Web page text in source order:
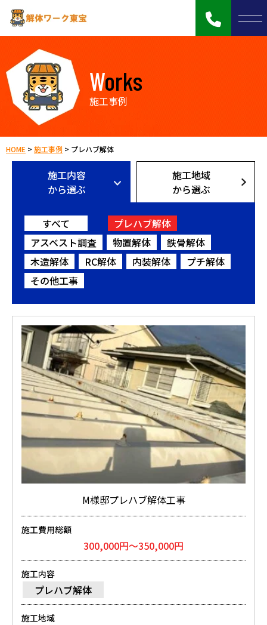
Works
施工事例
HOME > 施工事例 > プレハブ解体
施工内容
から選ぶ
施工地域
から選ぶ
すべて
プレハブ解体
アスベスト調査
物置解体
鉄骨解体
木造解体
RC解体 内装解体
プチ解体
その他工事
M様邸プレハブ解体工事
施工費用総額
300,000円～350,000円
施工内容
プレハブ解体
施工地域